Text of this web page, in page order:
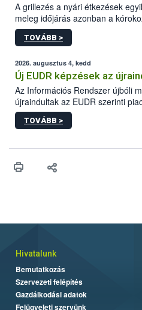
A grillezés a nyári étkezések
meleg időjárás azonban a
gyorsabb szaporodásának is
ezért nem csupán a megfelelő
higiéniai szabályok betartása, a
maradékok szakszerű tárolása. A
biztonsági Hivatal (Nébih)
biztonságos grillezés
TOVÁBB >
2026. augusztus 4, kedd
Új EUDR képzések az
Az Információs Rendszer újbóli
újraindultak az EUDR szerinti
képzések.
TOVÁBB >
Hivatalunk
Bemutatkozás
Szervezeti felépítés
Gazdálkodási adatok
Felügyeleti szervünk